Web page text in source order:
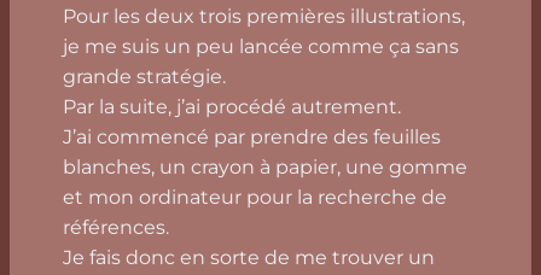
Pour les deux trois premières illustrations,
je me suis un peu lancée comme ça sans
grande stratégie.
Par la suite, j’ai procédé autrement.
J’ai commencé par prendre des feuilles
blanches, un crayon à papier, une gomme
et mon ordinateur pour la recherche de
références.
Je fais donc en sorte de me trouver un